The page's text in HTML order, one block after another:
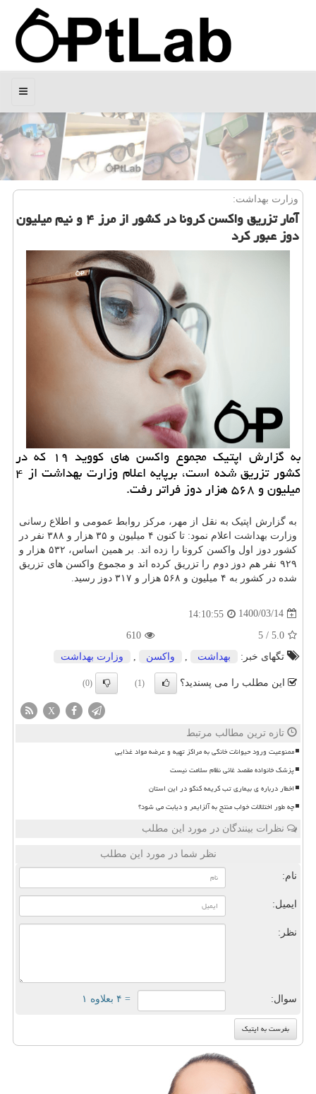
منو
وزارت بهداشت:
آمار تزریق واكسن كرونا در كشور از مرز ۴ و نیم میلیون
دوز عبور كرد
به گزارش اپتیک مجموع واکسن های کووید ۱۹ که در
کشور تزریق شده است، برپایه اعلام وزارت بهداشت از ۴
میلیون و ۵۶۸ هزار دوز فراتر رفت.
به گزارش اپتیک به نقل از مهر، مرکز روابط عمومی و اطلاع رسانی
وزارت بهداشت
اعلام نمود: تا کنون ۴ میلیون و ۳۵ هزار و ۳۸۸ نفر در
کشور دوز اول واکسن کرونا را زده اند. بر همین اساس، ۵۳۲ هزار و
۹۲۹ نفر هم دوز دوم را تزریق کرده اند و مجموع واکسن های تزریق
شده در کشور به ۴ میلیون و ۵۶۸ هزار و ۳۱۷ دوز رسید.
1400/03/14
14:10:55
5.0
/
5
610
تگهای خبر:
بهداشت واكسن وزارت بهداشت
این مطلب را می پسندید؟ (1)
(0)
X
تازه ترین مطالب مرتبط
ممنوعیت ورود حیوانات خانگی به مراکز تهیه و عرضه مواد غذایی
پزشک خانواده مقصد غائی نظام سلامت نیست
اخطار درباره ی بیماری تب کریمه کنگو در این استان
چه طور اختلالات خواب منتج به آلزایمر و دیابت می شود؟
نظرات بینندگان در مورد این مطلب
نظر شما در مورد این مطلب
نام:
ایمیل:
نظر:
سوال: = ۴ بعلاوه ۱